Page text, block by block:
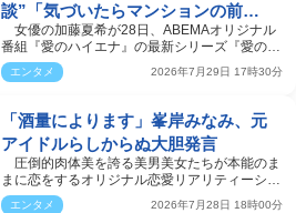
談”「気づいたらマンションの前
で…」
女優の加藤夏希が28日、ABEMAオリジナル
番組『愛のハイエナ』の最新シリーズ『愛のハ
イエナ season6』#3…
エンタメ 2026年7月29日 17時30分
「酒量によります」峯岸みなみ、元
アイドルらしからぬ大胆発言
圧倒的肉体美を誇る美男美女たちが本能のま
まに恋をするオリジナル恋愛リアリティーショ
ー『シャッフル…
エンタメ 2026年7月28日 18時00分